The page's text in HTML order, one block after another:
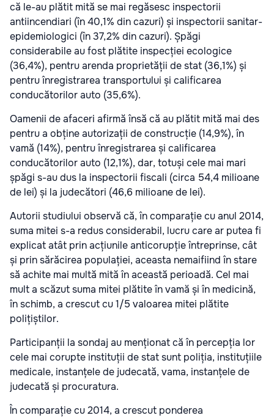
că le-au plătit mită se mai regăsesc inspectorii
antiincendiari (în 40,1% din cazuri) și inspectorii sanitar-
epidemiologici (în 37,2% din cazuri). Șpăgi
considerabile au fost plătite inspecției ecologice
(36,4%), pentru arenda proprietății de stat (36,1%) și
pentru înregistrarea transportului și calificarea
conducătorilor auto (35,6%).
Oamenii de afaceri afirmă însă că au plătit mită mai des
pentru a obține autorizații de construcție (14,9%), în
vamă (14%), pentru înregistrarea și calificarea
conducătorilor auto (12,1%), dar, totuși cele mai mari
șpăgi s-au dus la inspectorii fiscali (circa 54,4 milioane
de lei) și la judecători (46,6 milioane de lei).
Autorii studiului observă că, în comparație cu anul 2014,
suma mitei s-a redus considerabil, lucru care ar putea fi
explicat atât prin acțiunile anticorupție întreprinse, cât
și prin sărăcirea populației, aceasta nemaifiind în stare
să achite mai multă mită în această perioadă. Cel mai
mult a scăzut suma mitei plătite în vamă și în medicină,
în schimb, a crescut cu 1/5 valoarea mitei plătite
polițiștilor.
Participanții la sondaj au menționat că în percepția lor
cele mai corupte instituții de stat sunt poliția, instituțiile
medicale, instanțele de judecată, vama, instanțele de
judecată și procuratura.
În comparație cu 2014, a crescut ponderea